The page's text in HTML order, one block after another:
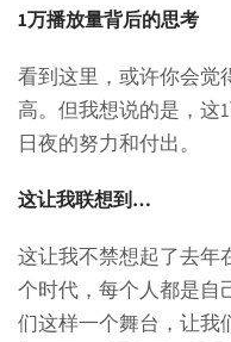
1万播放量背后的思考
看到这里，或许你会觉
高。但我想说的是，这
日夜的努力和付出。
这让我联想到…
这让我不禁想起了去年
个时代，每个人都是自
们这样一个舞台，让我